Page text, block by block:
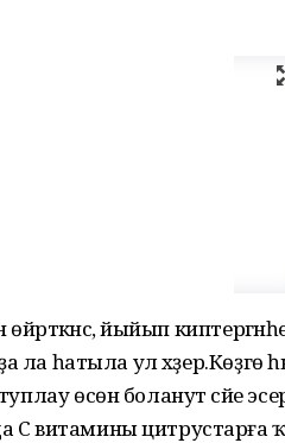
йыйып
ла һатыла ул хәҙер.Көҙгө
өсөн боланут сәйе
витамины цитрустарға